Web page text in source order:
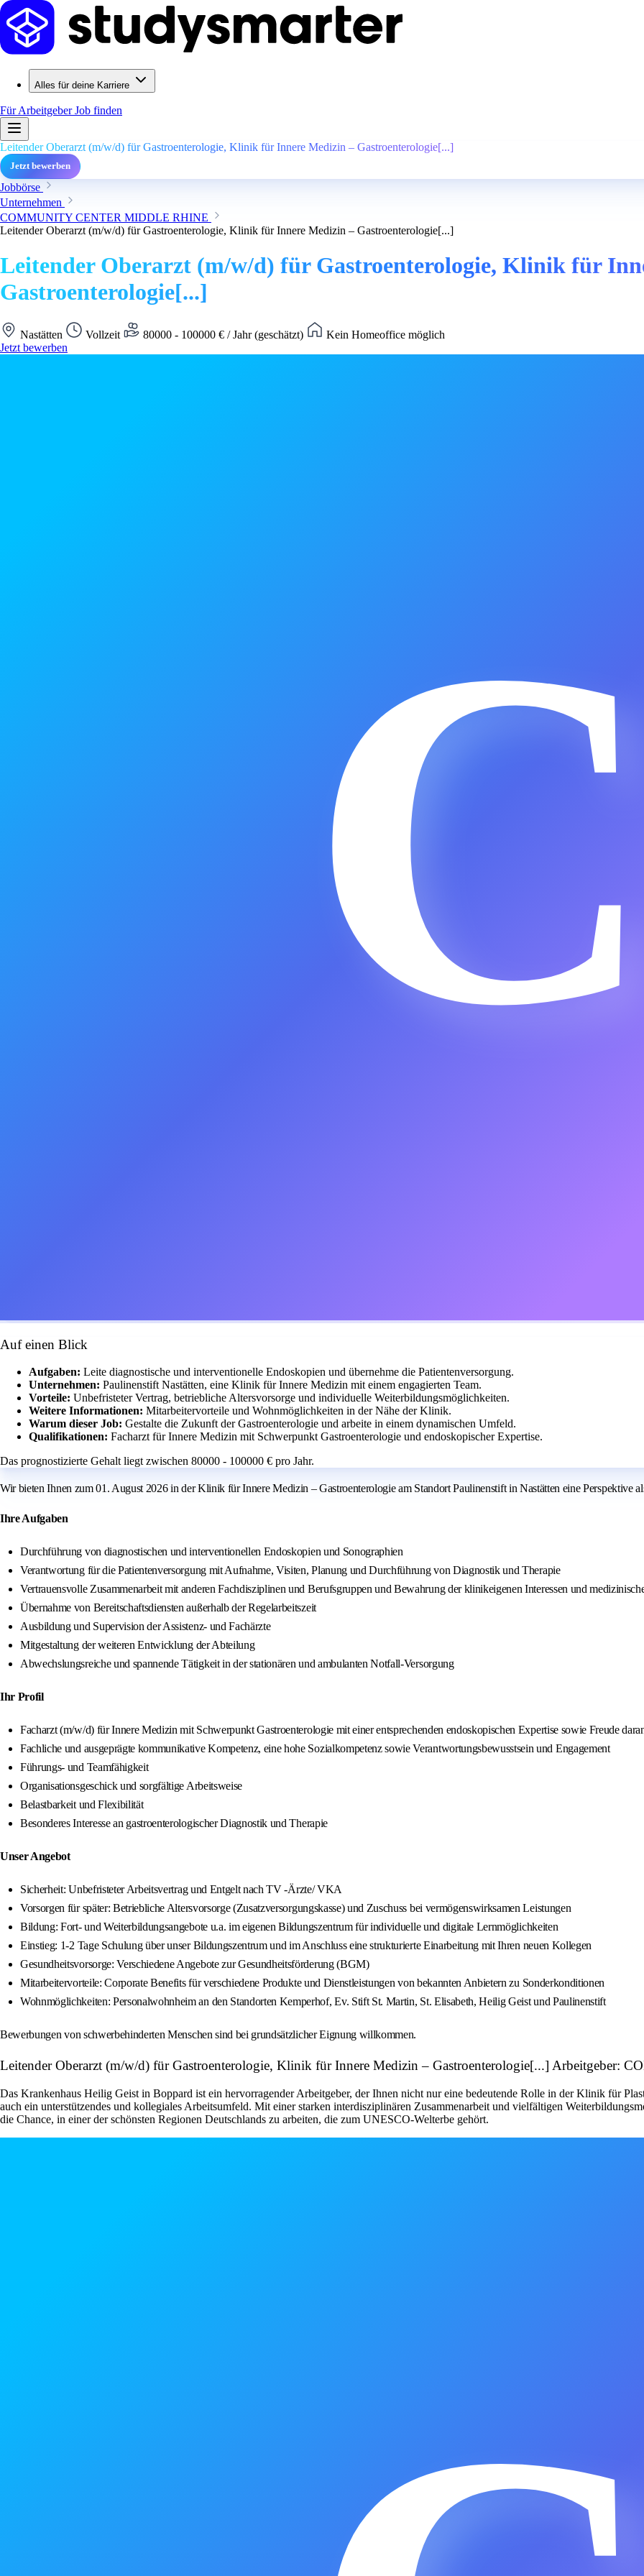
Alles für deine Karriere
Für ArbeitgeberJob finden
Leitender Oberarzt (m/w/d) für Gastroenterologie, Klinik für Innere Medizin – Gastroenterologie[...]
Jetzt bewerben
Jobbörse
Unternehmen
COMMUNITY CENTER MIDDLE RHINE
Leitender Oberarzt (m/w/d) für Gastroenterologie, Klinik für Innere Medizin – Gastroenterologie[...]
Leitender Oberarzt (m/w/d) für Gastroenterologie, Klinik für
Gastroenterologie[...]
Nastätten Vollzeit 80000 - 100000 € / Jahr (geschätzt)
Kein Homeoffice möglich
Jetzt bewerben
Auf einen Blick
Aufgaben: Leite diagnostische und interventionelle Endoskopien und übernehme die Patientenversorgung.
Unternehmen: Paulinenstift Nastätten, eine Klinik für Innere Medizin mit einem engagierten Team.
Vorteile: Unbefristeter Vertrag, betriebliche Altersvorsorge und individuelle Weiterbildungsmöglichkeiten.
Weitere Informationen: Mitarbeitervorteile und Wohnmöglichkeiten in der Nähe der Klinik.
Warum dieser Job: Gestalte die Zukunft der Gastroenterologie und arbeite in einem dynamischen Umfeld.
Qualifikationen: Facharzt für Innere Medizin mit Schwerpunkt Gastroenterologie und endoskopischer Expertise.
Das prognostizierte Gehalt liegt zwischen 80000 - 100000 € pro Jahr.
Wir bieten Ihnen zum 01. August 2026 in der Klinik für Innere Medizin – Gastroenterologie am Standort Paulinenstift in Nastätten eine Perspektive
Ihre Aufgaben
Durchführung von diagnostischen und interventionellen Endoskopien und Sonographien
Verantwortung für die Patientenversorgung mit Aufnahme, Visiten, Planung und Durchführung von Diagnostik und Therapie
Vertrauensvolle Zusammenarbeit mit anderen Fachdisziplinen und Berufsgruppen und Bewahrung der klinikeigenen Interessen und
Übernahme von Bereitschaftsdiensten außerhalb der Regelarbeitszeit
Ausbildung und Supervision der Assistenz- und Fachärzte
Mitgestaltung der weiteren Entwicklung der Abteilung
Abwechslungsreiche und spannende Tätigkeit in der stationären und ambulanten Notfall-Versorgung
Ihr Profil
Facharzt (m/w/d) für Innere Medizin mit Schwerpunkt Gastroenterologie mit einer entsprechenden endoskopischen Expertise sowie Freude
Fachliche und ausgeprägte kommunikative Kompetenz, eine hohe Sozialkompetenz sowie Verantwortungsbewusstsein und Engagement
Führungs- und Teamfähigkeit
Organisationsgeschick und sorgfältige Arbeitsweise
Belastbarkeit und Flexibilität
Besonderes Interesse an gastroenterologischer Diagnostik und Therapie
Unser Angebot
Sicherheit: Unbefristeter Arbeitsvertrag und Entgelt nach TV -Ärzte/ VKA
Vorsorgen für später: Betriebliche Altersvorsorge (Zusatzversorgungskasse) und Zuschuss bei vermögenswirksamen Leistungen
Bildung: Fort- und Weiterbildungsangebote u.a. im eigenen Bildungszentrum für individuelle und digitale Lernmöglichkeiten
Einstieg: 1-2 Tage Schulung über unser Bildungszentrum und im Anschluss eine strukturierte Einarbeitung mit Ihren neuen Kollegen
Gesundheitsvorsorge: Verschiedene Angebote zur Gesundheitsförderung (BGM)
Mitarbeitervorteile: Corporate Benefits für verschiedene Produkte und Dienstleistungen von bekannten Anbietern zu Sonderkonditionen
Wohnmöglichkeiten: Personalwohnheim an den Standorten Kemperhof, Ev. Stift St. Martin, St. Elisabeth, Heilig Geist und Paulinenstift
Bewerbungen von schwerbehinderten Menschen sind bei grundsätzlicher Eignung willkommen.
Leitender Oberarzt (m/w/d) für Gastroenterologie, Klinik für Innere Medizin – Gastroenterologie[...] Arbeitgeber:
Das Krankenhaus Heilig Geist in Boppard ist ein hervorragender Arbeitgeber, der Ihnen nicht nur eine bedeutende Rolle in der Klinik für
auch ein unterstützendes und kollegiales Arbeitsumfeld. Mit einer starken interdisziplinären Zusammenarbeit und vielfältigen
die Chance, in einer der schönsten Regionen Deutschlands zu arbeiten, die zum UNESCO-Welterbe gehört.